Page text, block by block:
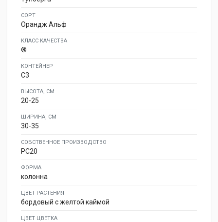
СОРТ
Орандж Альф
КЛАСС КАЧЕСТВА
®
КОНТЕЙНЕР
C3
ВЫСОТА, СМ
20-25
ШИРИНА, СМ
30-35
СОБСТВЕННОЕ ПРОИЗВОДСТВО
PC20
ФОРМА
колонна
ЦВЕТ РАСТЕНИЯ
бордовый с желтой каймой
ЦВЕТ ЦВЕТКА